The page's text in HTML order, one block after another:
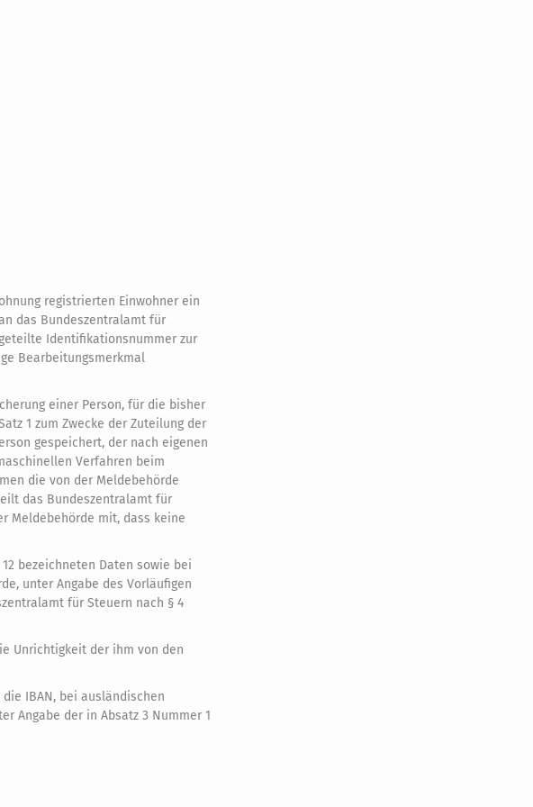
registrierten Einwohner ein
das Bundeszentralamt für
Identifikationsnummer zur
Bearbeitungsmerkmal
einer Person, für die bisher
1 zum Zwecke der Zuteilung der
gespeichert, der nach eigenen
Verfahren beim
die von der Meldebehörde
das Bundeszentralamt für
Meldebehörde mit, dass keine
bezeichneten Daten sowie bei
unter Angabe des Vorläufigen
für Steuern nach § 4
Unrichtigkeit der ihm von den
IBAN, bei ausländischen
Angabe der in Absatz 3 Nummer 1